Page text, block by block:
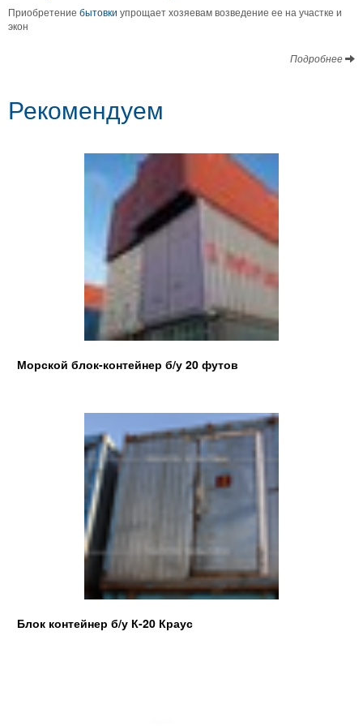
Приобретение бытовки упрощает хозяевам возведение ее на участке и
экон
Подробнее
Рекомендуем
Морской блок-контейнер б/у 20 футов
Блок контейнер б/у К-20 Краус